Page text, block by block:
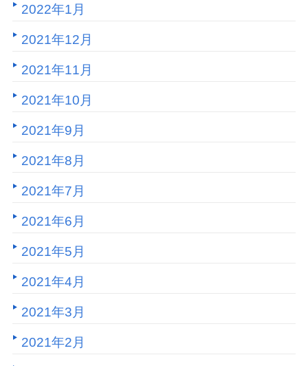
2022年1月
2021年12月
2021年11月
2021年10月
2021年9月
2021年8月
2021年7月
2021年6月
2021年5月
2021年4月
2021年3月
2021年2月